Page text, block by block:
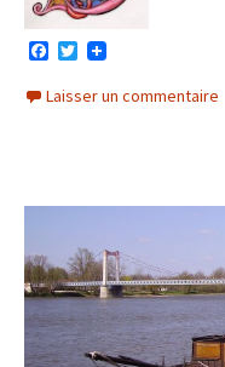
c
e
T
i
t
Laisser un commentaire